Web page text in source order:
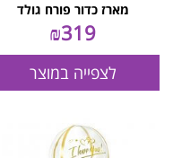
מארז כדור פורח גולד
₪319
לצפייה במוצר